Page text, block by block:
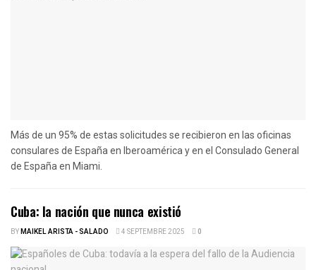
Más de un 95% de estas solicitudes se recibieron en las oficinas
consulares de España en Iberoamérica y en el Consulado General
de España en Miami.
Cuba: la nación que nunca existió
BYMAIKEL ARISTA - SALADO 4 SEPTEMBRE 2025 0